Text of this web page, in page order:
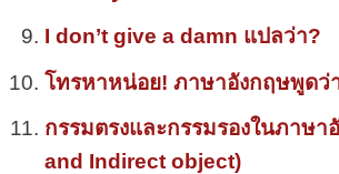
I don’t give a damn แปลว่า?
โทรหาหน่อย! ภาษาอังกฤษพูดว่
กรรมตรงและกรรมรองในภาษา
and Indirect object)